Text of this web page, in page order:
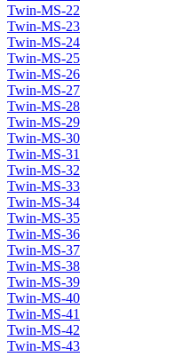
Twin-MS-22
Twin-MS-23
Twin-MS-24
Twin-MS-25
Twin-MS-26
Twin-MS-27
Twin-MS-28
Twin-MS-29
Twin-MS-30
Twin-MS-31
Twin-MS-32
Twin-MS-33
Twin-MS-34
Twin-MS-35
Twin-MS-36
Twin-MS-37
Twin-MS-38
Twin-MS-39
Twin-MS-40
Twin-MS-41
Twin-MS-42
Twin-MS-43